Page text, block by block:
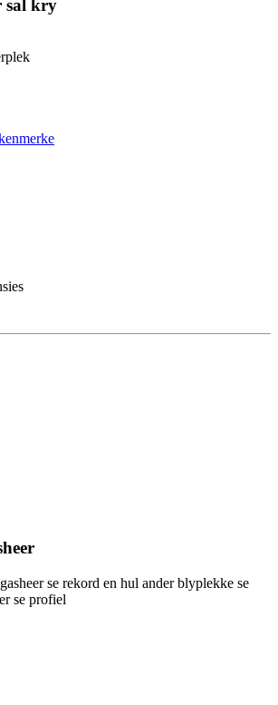
sal kry
se rekord en hul ander blyplekke se
se profiel